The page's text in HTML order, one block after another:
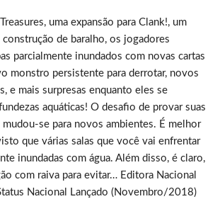
uma expansão para Clank!, um
de baralho, os jogadores
parcialmente inundados com novas cartas
monstro persistente para derrotar, novos
e mais surpresas enquanto eles se
aquáticas! O desafio de provar suas
mudou-se para novos ambientes. É melhor
que várias salas que você vai enfrentar
inundadas com água. Além disso, é claro,
com raiva para evitar… Editora Nacional
Nacional Lançado (Novembro/2018)